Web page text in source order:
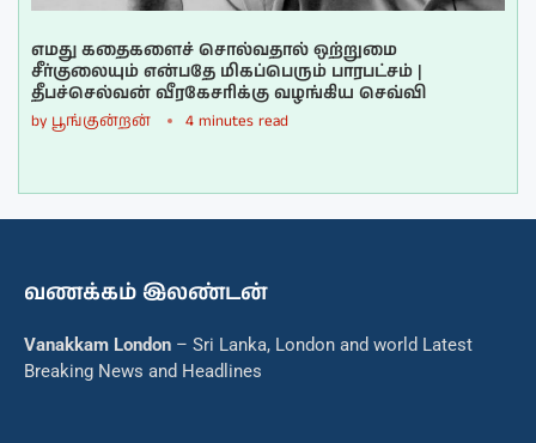
எமது கதைகளைச் சொல்வதால் ஒற்றுமை
சீர்குலையும் என்பதே மிகப்பெரும் பாரபட்சம் |
தீபச்செல்வன் வீரகேசரிக்கு வழங்கிய செவ்வி
by பூங்குன்றன் 4 minutes read
வணக்கம் இலண்டன்
Vanakkam London – Sri Lanka, London and world Latest
Breaking News and Headlines